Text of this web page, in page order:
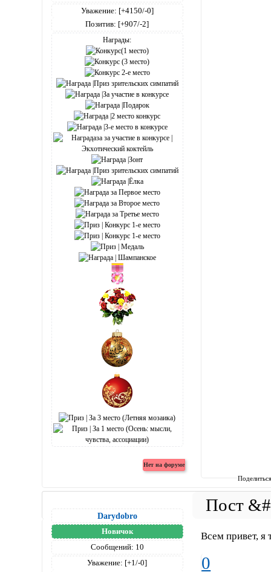
Уважение: [+4150/-0]
Позитив: [+907/-2]
Награды:
Darydobro
Новичок
Сообщений: 10
Уважение: [+1/-0]
Всем привет, я
0